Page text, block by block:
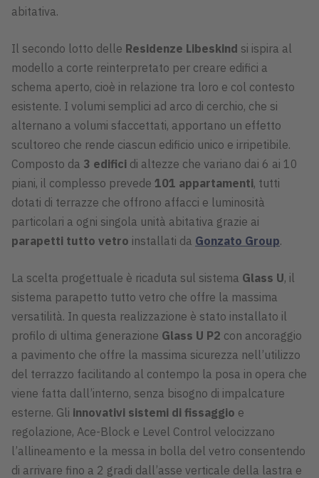
abitativa.
Il secondo lotto delle Residenze Libeskind si ispira al
modello a corte reinterpretato per creare edifici a
schema aperto, cioè in relazione tra loro e col contesto
esistente. I volumi semplici ad arco di cerchio, che si
alternano a volumi sfaccettati, apportano un effetto
scultoreo che rende ciascun edificio unico e irripetibile.
Composto da 3 edifici di altezze che variano dai 6 ai 10
piani, il complesso prevede 101 appartamenti, tutti
dotati di terrazze che offrono affacci e luminosità
particolari a ogni singola unità abitativa grazie ai
parapetti tutto vetro installati da Gonzato Group.
La scelta progettuale è ricaduta sul sistema Glass U, il
sistema parapetto tutto vetro che offre la massima
versatilità. In questa realizzazione è stato installato il
profilo di ultima generazione Glass U P2 con ancoraggio
a pavimento che offre la massima sicurezza nell’utilizzo
del terrazzo facilitando al contempo la posa in opera che
viene fatta dall’interno, senza bisogno di impalcature
esterne. Gli innovativi sistemi di fissaggio e
regolazione, Ace-Block e Level Control velocizzano
l’allineamento e la messa in bolla del vetro consentendo
di arrivare fino a 2 gradi dall’asse verticale della lastra e